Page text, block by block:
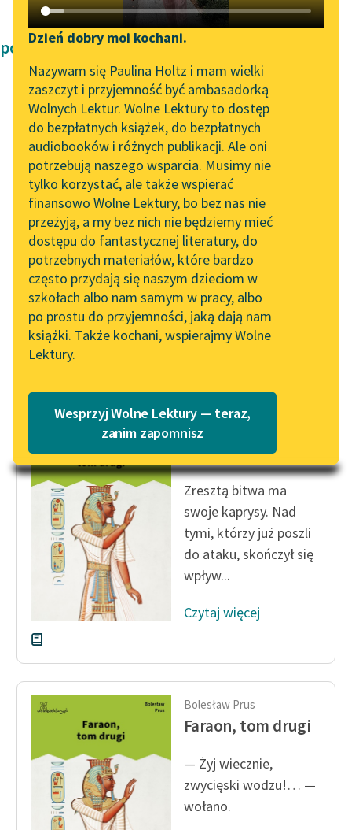
Katalog DAISY
Podkasty o książkach
Zgłoś brak utworu
Aktualności
„Prokurator Alicja Horn”
do słuchania
Byliśmy częścią AI Impact
Lab
Zapraszamy na spotkanie
online z tłumaczkami
literatury skandynawskiej
Spotkanie z Katarzyną
Tunkiel w Oslo
102. lata temu zmarł
Joseph Conrad
Lektury szkolne i klasyka
literatury do słuchania dla
uczennic i uczniów z
niepełnosprawnościami
E-kolekcja lektur
szkolnych i literatury do
słuchania dla uczennic i
uczniów z
niepełnosprawnościami
Popularyzacja
skandynawskiej literatury
feministycznej
Ręce pełne poezji
Kolekcje edukacyjne
twórców przechodzących
do domeny publicznej,
lektur szkolnych oraz
Starego Testamentu
Narzędzia
Mapa Wolnych Lektur
Leśmianator
Przewodnik dla piszących i
czytających
API
OAI-PMH
Widget Wolnych Lektur
Przypisy
Katalog w formacie PDF
Dzień dobry moi kochani.
Nazywam się Paulina Holtz i mam wielki
zaszczyt i przyjemność być ambasadorką
Wolnych Lektur. Wolne Lektury to dostęp
do bezpłatnych książek, do bezpłatnych
audiobooków i różnych publikacji. Ale oni
potrzebują naszego wsparcia. Musimy nie
tylko korzystać, ale także wspierać
finansowo Wolne Lektury, bo bez nas nie
przeżyją, a my bez nich nie będziemy mieć
dostępu do fantastycznej literatury, do
potrzebnych materiałów, które bardzo
często przydają się naszym dzieciom w
szkołach albo nam samym w pracy, albo
po prostu do przyjemności, jaką dają nam
książki. Także kochani, wspierajmy Wolne
Lektury.
Wesprzyj Wolne Lektury — teraz,
zanim zapomnisz
powieści historyczne Bolesław Prus
Bolesław Prus
Faraon, tom drugi
Ramzes był
rozgorączkowany.
Mimo to przyszła mu
refleksja:
„A gdyby Egipt nie
mógł przeprowadzić
zwycięskiej...
Bolesław Prus
Faraon, tom drugi
Zresztą bitwa ma
swoje kaprysy. Nad
tymi, którzy już poszli
do ataku, skończył się
wpływ...
Czytaj więcej
Bolesław Prus
Faraon, tom drugi
— Żyj wiecznie,
zwycięski wodzu!… —
wołano.